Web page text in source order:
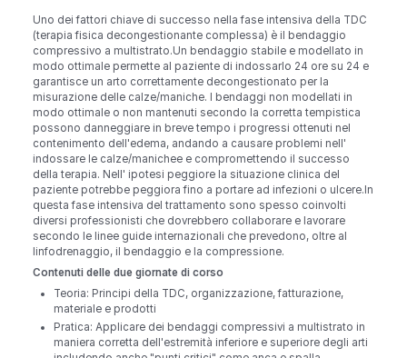
Uno dei fattori chiave di successo nella fase intensiva della TDC
(terapia fisica decongestionante complessa) è il bendaggio
compressivo a multistrato.Un bendaggio stabile e modellato in
modo ottimale permette al paziente di indossarlo 24 ore su 24 e
garantisce un arto correttamente decongestionato per la
misurazione delle calze/maniche. I bendaggi non modellati in
modo ottimale o non mantenuti secondo la corretta tempistica
possono danneggiare in breve tempo i progressi ottenuti nel
contenimento dell'edema, andando a causare problemi nell'
indossare le calze/manichee e compromettendo il successo
della terapia. Nell' ipotesi peggiore la situazione clinica del
paziente potrebbe peggiora fino a portare ad infezioni o ulcere.In
questa fase intensiva del trattamento sono spesso coinvolti
diversi professionisti che dovrebbero collaborare e lavorare
secondo le linee guide internazionali che prevedono, oltre al
linfodrenaggio, il bendaggio e la compressione.
Contenuti delle due giornate di corso
Teoria: Principi della TDC, organizzazione, fatturazione,
materiale e prodotti
Pratica: Applicare dei bendaggi compressivi a multistrato in
maniera corretta dell'estremità inferiore e superiore degli arti